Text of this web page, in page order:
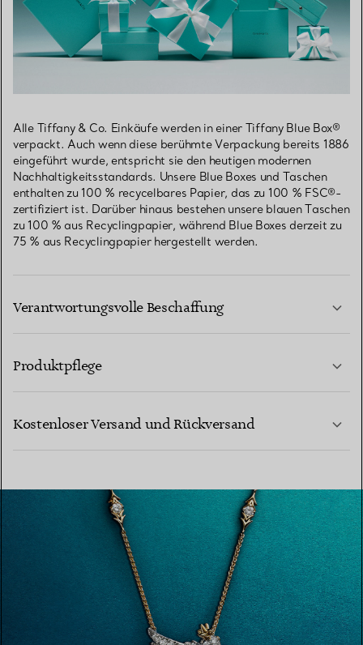
Alle Tiffany & Co. Einkäufe werden in einer Tiffany Blue Box®
verpackt. Auch wenn diese berühmte Verpackung bereits 1886
eingeführt wurde, entspricht sie den heutigen modernen
Nachhaltigkeitsstandards. Unsere Blue Boxes und Taschen
enthalten zu 100 % recycelbares Papier, das zu 100 % FSC®-
zertifiziert ist. Darüber hinaus bestehen unsere blauen Taschen
zu 100 % aus Recyclingpapier, während Blue Boxes derzeit zu
75 % aus Recyclingpapier hergestellt werden.
Verantwortungsvolle Beschaffung
Produktpflege
Kostenloser Versand und Rückversand